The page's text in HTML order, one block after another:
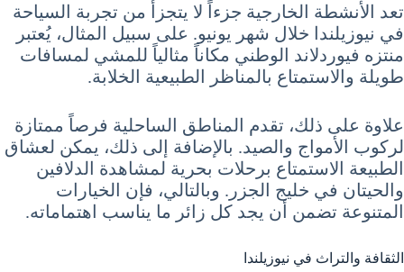
تعد الأنشطة الخارجية جزءاً لا يتجزأ من تجربة السياحة
في نيوزيلندا خلال شهر يونيو. على سبيل المثال، يُعتبر
منتزه فيوردلاند الوطني مكاناً مثالياً للمشي لمسافات
طويلة والاستمتاع بالمناظر الطبيعية الخلابة.
علاوة على ذلك، تقدم المناطق الساحلية فرصاً ممتازة
لركوب الأمواج والصيد. بالإضافة إلى ذلك، يمكن لعشاق
الطبيعة الاستمتاع برحلات بحرية لمشاهدة الدلافين
والحيتان في خليج الجزر. وبالتالي، فإن الخيارات
المتنوعة تضمن أن يجد كل زائر ما يناسب اهتماماته.
الثقافة والتراث في نيوزيلندا